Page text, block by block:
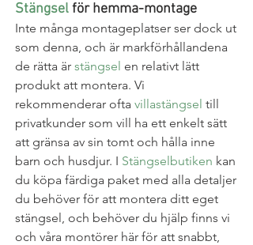
Stängsel för hemma-montage
Inte många montageplatser ser dock ut
som denna, och är markförhållandena
de rätta är stängsel en relativt lätt
produkt att montera. Vi
rekommenderar ofta villastängsel till
privatkunder som vill ha ett enkelt sätt
att gränsa av sin tomt och hålla inne
barn och husdjur. I Stängselbutiken kan
du köpa färdiga paket med alla detaljer
du behöver för att montera ditt eget
stängsel, och behöver du hjälp finns vi
och våra montörer här för att snabbt,